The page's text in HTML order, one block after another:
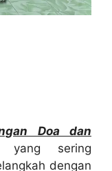
Doa dan
sering
dengan